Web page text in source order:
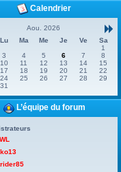
Calendrier
Aou. 2026
Lu Ma Me Je Ve
Sa
1
3 4 5 6 7
8
10 11 12 13 14
15
17 18 19 20 21
22
24 25 26 27 28
29
31
L’équipe du forum